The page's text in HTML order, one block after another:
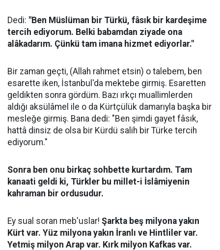
Dedi: "Ben Müslüman bir Türkü, fâsık bir kardeşime
tercih ediyorum. Belki babamdan ziyade ona
alâkadarım. Çünkü tam imana hizmet ediyorlar."
Bir zaman geçti, (Allah rahmet etsin) o talebem, ben
esarette iken, İstanbul'da mektebe girmiş. Esaretten
geldikten sonra gördüm. Bazı ırkçı muallimlerden
aldığı aksülâmel ile o da Kürtçülük damarıyla başka bir
mesleğe girmiş. Bana dedi: "Ben şimdi gayet fâsık,
hattâ dinsiz de olsa bir Kürdü salih bir Türke tercih
ediyorum."
Sonra ben onu birkaç sohbette kurtardım. Tam
kanaati geldi ki, Türkler bu millet-i İslâmiyenin
kahraman bir ordusudur.
Ey sual soran meb'uslar! Şarkta beş milyona yakın
Kürt var. Yüz milyona yakın İranlı ve Hintliler var.
Yetmiş milyon Arap var. Kırk milyon Kafkas var.